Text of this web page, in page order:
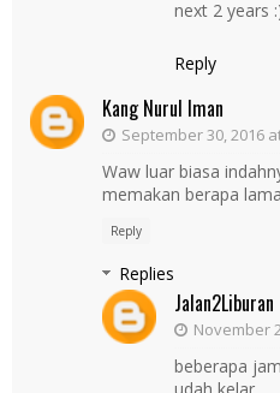
next 2 years
Reply
Kang Nurul Iman
September 30, 2016
Waw luar biasa
memakan berapa
Reply
Replies
Jalan2Liburan
November
beberapa
udah kelar